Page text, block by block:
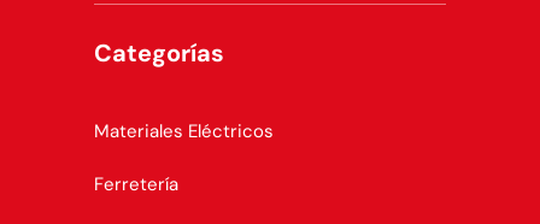
Categorías
Materiales Eléctricos
Ferretería